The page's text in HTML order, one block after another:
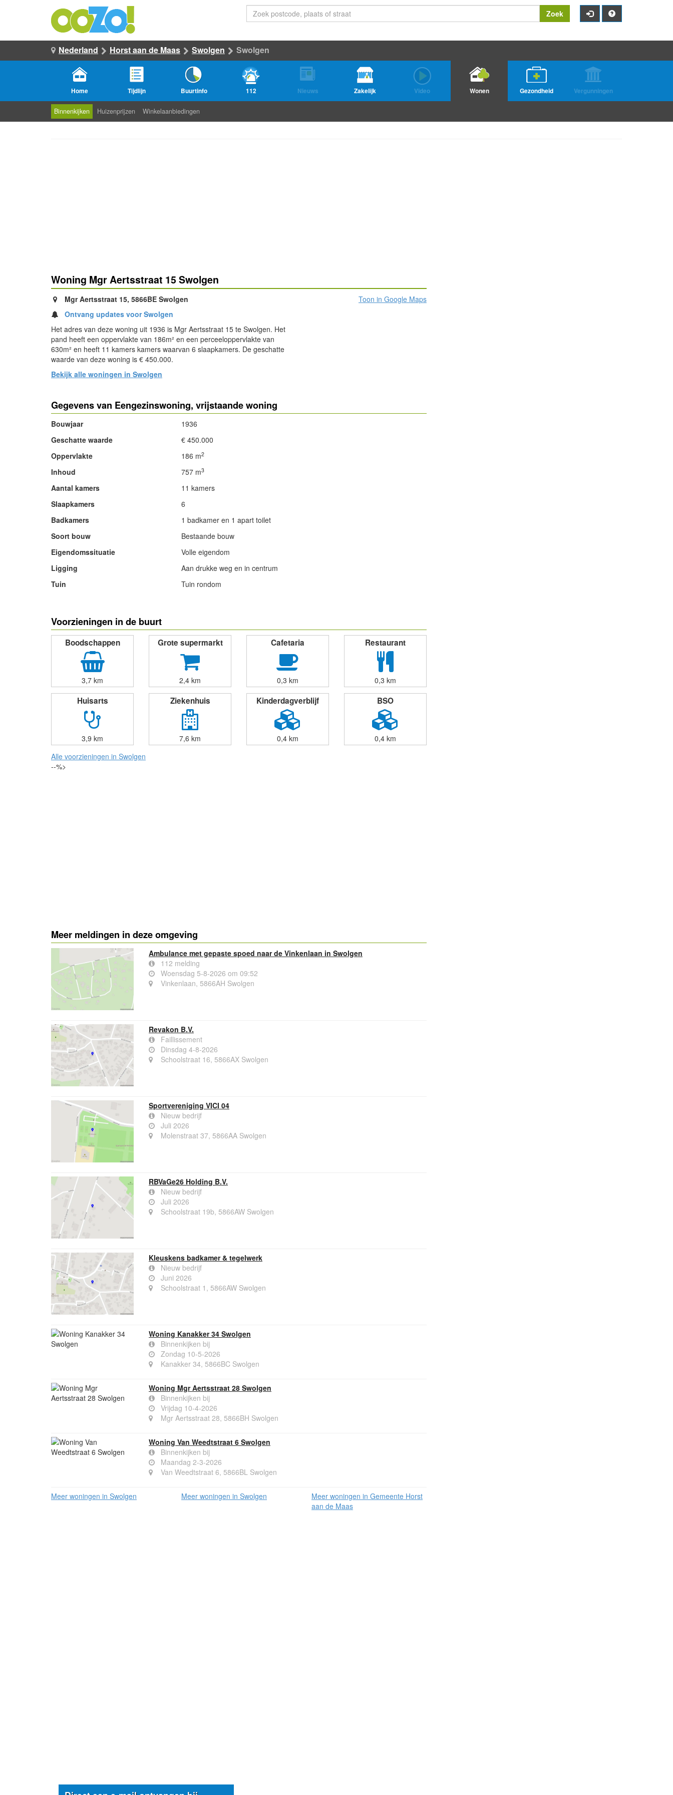
Zoek
Nederland Horst aan de Maas Swolgen Swolgen
Home Tijdlijn Buurtinfo 112 Nieuws Zakelijk Video Wonen Gezondheid Vergunningen
Binnenkijken Huizenprijzen Winkelaanbiedingen
Woning Mgr Aertsstraat 15 Swolgen
Mgr Aertsstraat 15, 5866BE Swolgen
Ontvang updates voor Swolgen
Het adres van deze woning uit 1936 is Mgr Aertsstraat 15 te Swolgen. Het
pand heeft een oppervlakte van 186m² en een perceeloppervlakte van
630m² en heeft 11 kamers kamers waarvan 6 slaapkamers. De geschatte
waarde van deze woning is € 450.000.
Bekijk alle woningen in Swolgen
Toon in Google Maps
Gegevens van Eengezinswoning, vrijstaande woning
Bouwjaar
1936
Geschatte waarde
€ 450.000
Oppervlakte
186 m2
Inhoud 757 m3
Aantal kamers
11 kamers
Slaapkamers
6
Badkamers
1 badkamer en 1 apart toilet
Soort bouw
Bestaande bouw
Eigendomssituatie
Volle eigendom
Ligging
Aan drukke weg en in centrum
Tuin
Tuin rondom
Voorzieningen in de buurt
Boodschappen
3,7 km
Grote supermarkt
2,4 km
Cafetaria
0,3 km
Restaurant
0,3 km
Huisarts
3,9 km
Ziekenhuis
7,6 km
Kinderdagverblijf
0,4 km
BSO
0,4 km
Alle voorzieningen in Swolgen
--%>
Meer meldingen in deze omgeving
Ambulance met gepaste spoed naar de Vinkenlaan in Swolgen
112 melding
Woensdag 5-8-2026 om 09:52
Vinkenlaan, 5866AH Swolgen
Revakon B.V.
Faillissement
Dinsdag 4-8-2026
Schoolstraat 16, 5866AX Swolgen
Sportvereniging VICI 04
Nieuw bedrijf
Juli 2026
Molenstraat 37, 5866AA Swolgen
RBVaGe26 Holding B.V.
Nieuw bedrijf
Juli 2026
Schoolstraat 19b, 5866AW Swolgen
Kleuskens badkamer & tegelwerk
Nieuw bedrijf
Juni 2026
Schoolstraat 1, 5866AW Swolgen
Woning Kanakker 34 Swolgen
Binnenkijken bij
Zondag 10-5-2026
Kanakker 34, 5866BC Swolgen
Woning Mgr Aertsstraat 28 Swolgen
Binnenkijken bij
Vrijdag 10-4-2026
Mgr Aertsstraat 28, 5866BH Swolgen
Woning Van Weedtstraat 6 Swolgen
Binnenkijken bij
Maandag 2-3-2026
Van Weedtstraat 6, 5866BL Swolgen
Meer woningen in Swolgen Meer woningen in Swolgen
Meer woningen in Gemeente Horst
aan de Maas